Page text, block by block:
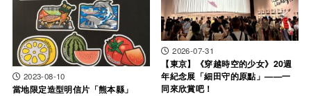
2023-08-10
當地限定造型明信片「熊本縣」
2026-07-31
【東京】《穿越時空的少女》20週
年紀念展「細田守的原點」——一
同來欣賞吧！